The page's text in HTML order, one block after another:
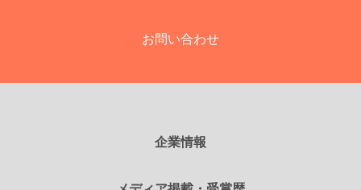
お問い合わせ
企業情報